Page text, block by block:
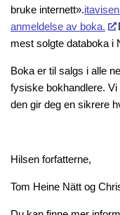
bruke internett».
anmeldelse av boka.
mest solgte databoka i
Boka er til salgs i alle
fysiske bokhandlere.
den gir deg en sikrere
Hilsen forfatterne,
Tom Heine Nätt og